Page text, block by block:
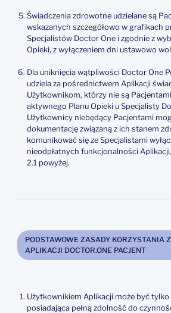
Świadczenia zdrowotne udzielane są
wskazanych szczegółowo w grafikach
Specjalistów Doctor One i zgodnie z
Opieki, z wyłączeniem dni ustawowo
Dla uniknięcia wątpliwości Doctor One
udziela za pośrednictwem Aplikacji
Użytkownikom, którzy nie są
aktywnego Planu Opieki u Specjalisty
Użytkownicy niebędący Pacjentami
dokumentację związaną z ich stanem
komunikować się ze Specjalistami
nieodpłatnych funkcjonalności
2.1 powyżej.
PODSTAWOWE ZASADY KORZYSTANIA
APLIKACJI DOCTOR.ONE PACJENT
Użytkownikiem Aplikacji może być tylko
posiadająca pełną zdolność do